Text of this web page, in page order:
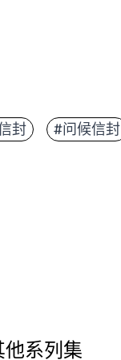
封 #问候信封
他系列集